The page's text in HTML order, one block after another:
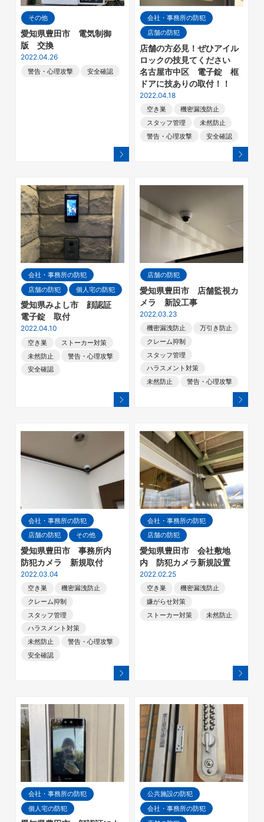
その他
愛知県豊田市 電気制御
版 交換
2022.04.26
警告・心理攻撃 安全確認
会社・事務所の防犯
店舗の防犯
店舗の方必見！ぜひアイル
ロックの技見てください
名古屋市中区 電子錠 框
ドアに技ありの取付！！
2022.04.18
空き巣
機密漏洩防止
スタッフ管理
未然防止
警告・心理攻撃
安全確認
会社・事務所の防犯
店舗の防犯
個人宅の防犯
愛知県みよし市 顔認証
電子錠 取付
2022.04.10
空き巣
ストーカー対策
未然防止
警告・心理攻撃
安全確認
店舗の防犯
愛知県豊田市 店舗監視カ
メラ 新設工事
2022.03.23
機密漏洩防止
万引き防止
クレーム抑制
スタッフ管理
ハラスメント対策
未然防止
警告・心理攻撃
会社・事務所の防犯
店舗の防犯
その他
愛知県豊田市 事務所内
防犯カメラ 新規取付
2022.03.04
空き巣
機密漏洩防止
クレーム抑制
スタッフ管理
ハラスメント対策
未然防止
警告・心理攻撃
安全確認
会社・事務所の防犯
店舗の防犯
愛知県豊田市 会社敷地
内 防犯カメラ新規設置
2022.02.25
空き巣
機密漏洩防止
嫌がらせ対策
ストーカー対策
未然防止
会社・事務所の防犯
個人宅の防犯
公共施設の防犯
会社・事務所の防犯